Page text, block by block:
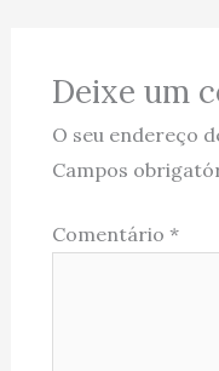
Deixe um
O seu endereço
Campos
Comentário *